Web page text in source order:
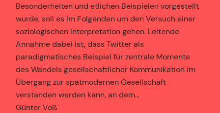
Besonderheiten und etlichen Beispielen vorgestellt
wurde, soll es im Folgenden um den Versuch einer
soziologischen Interpretation gehen. Leitende
Annahme dabei ist, dass Twitter als
paradigmatisches Beispiel für zentrale Momente
des Wandels gesellschaftlicher Kommunikation im
Übergang zur spätmodernen Gesellschaft
verstanden werden kann, an dem…
Günter Voß